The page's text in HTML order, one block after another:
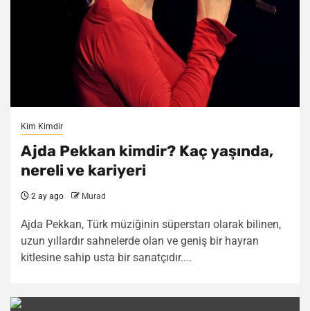
Kim Kimdir
Ajda Pekkan kimdir? Kaç yaşında,
nereli ve kariyeri
2 ay ago Murad
Ajda Pekkan, Türk müziğinin süperstarı olarak bilinen,
uzun yıllardır sahnelerde olan ve geniş bir hayran
kitlesine sahip usta bir sanatçıdır....